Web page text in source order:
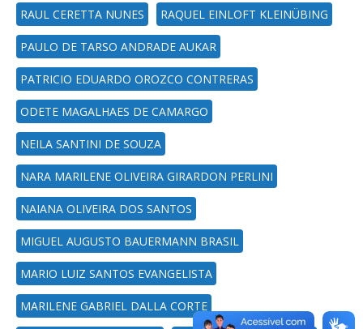
RAUL CERETTA NUNES RAQUEL EINLOFT KLEINÜBING
PAULO DE TARSO ANDRADE AUKAR
PATRICIO EDUARDO OROZCO CONTRERAS
ODETE MAGALHAES DE CAMARGO
NEILA SANTINI DE SOUZA
NARA MARILENE OLIVEIRA GIRARDON PERLINI
NAIANA OLIVEIRA DOS SANTOS
MIGUEL AUGUSTO BAUERMANN BRASIL
MARIO LUIZ SANTOS EVANGELISTA
MARILENE GABRIEL DALLA CORTE